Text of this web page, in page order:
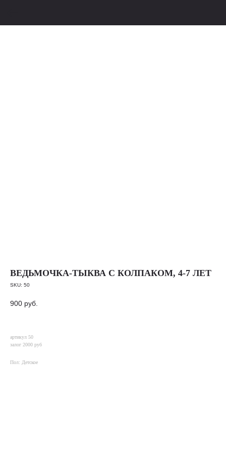
ВЕДЬМОЧКА-ТЫКВА С КОЛПАКОМ, 4-7 ЛЕТ
SKU: 50
900 руб.
артикул 50
залог 2000 руб
Пол: Детское